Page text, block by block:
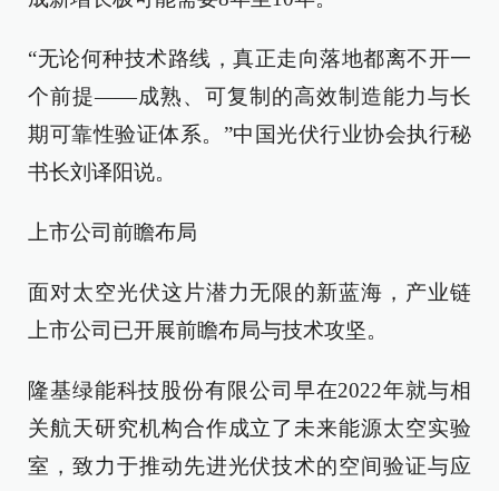
“无论何种技术路线，真正走向落地都离不开一
个前提——成熟、可复制的高效制造能力与长
期可靠性验证体系。”中国光伏行业协会执行秘
书长刘译阳说。
上市公司前瞻布局
面对太空光伏这片潜力无限的新蓝海，产业链
上市公司已开展前瞻布局与技术攻坚。
隆基绿能科技股份有限公司早在2022年就与相
关航天研究机构合作成立了未来能源太空实验
室，致力于推动先进光伏技术的空间验证与应